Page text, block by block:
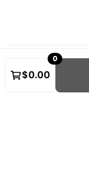
0
$0.00